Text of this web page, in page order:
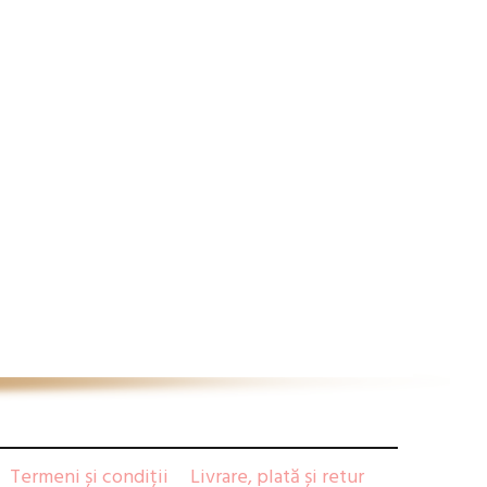
Termeni și condiții Livrare, plată și retur